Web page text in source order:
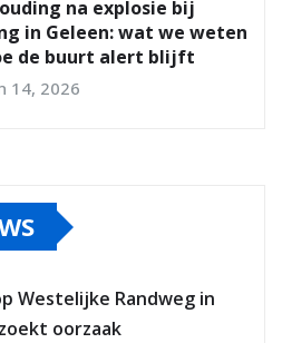
na explosie bij
in Geleen: wat we weten
de buurt alert blijft
14, 2026
Westelijke Randweg in
oorzaak